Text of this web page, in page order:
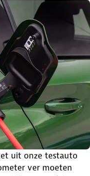
uit onze testauto
ver moeten